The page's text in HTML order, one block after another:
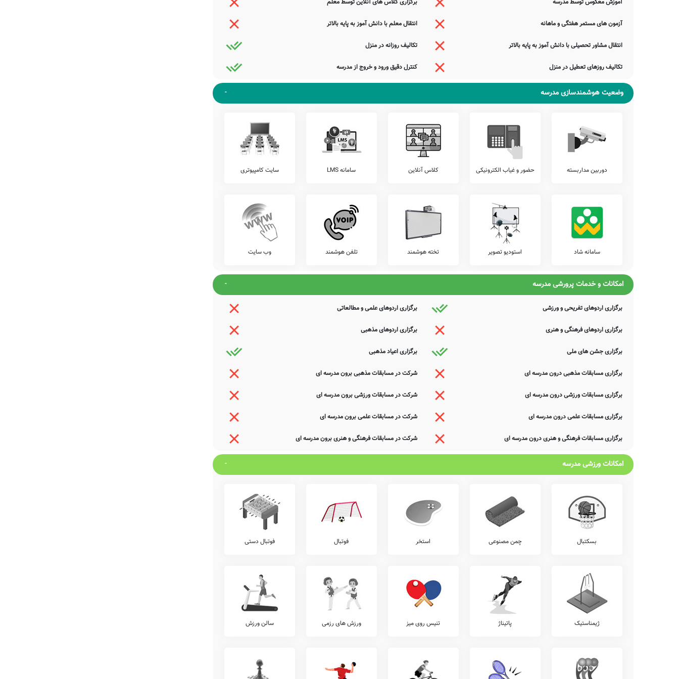
اردوهای فرهنگی ورزشی رایگان، و... ارائه می نمایند.
در این میان خدمات متنوع دیگری نیز نظیر برگزاری کارگاه های ارتقای عملکرد کادر آموزشی، سامانه برگزاری کلاس های آنلاین آموزشی، سامانه ارتباط آنلاین مدرسه با
شما می توانید جهت کسب اطلاع دقیق از وجود یا عدم وجود این خدمات با مدیریت دبستان شهید محمد منتظری، ارتباط مستقیم برقرار نمایید.
آزمون هماهنگ
اطلاع دارید که برخی از مدارس، بجهت سنجش دقیقتر وضعیت دانش آموزان خود، اقدام به برگزاری آزمون های هماهنگ کشوری می نمایند.
پیشنهاد می کنیم وضعیت آزمون های برگزار شده در مدرسه شهید محمد منتظری را شامل آزمون های قلمچی، گاج، مرآت، کانگورو، خیلی سبز، و... را قبل از ثبت نام
بررسی نمایید.
بویژه محدوده سرخس را دارد. اولیاء گرامی به ویژه اهالی محترم سرخس سرخس می توانند با مراجعه به آدرس از محیط و ساختمان دبستان نامشخص دولتی شهید
محمد منتظری دیدن نمایند.
جمع بندی و خاتمه
معرفی این مدرسه را با چند بیت از حافظ شیرازی به پایان می بریم:
گردی از رهگذر دوست به کوری رقیب
کام جان تلخ شد از صبر که کردم بی دوست
عشوه‌ای زان لب شیرین شکربار بیار
ضمناً یادآور می شود اطلاعات مندرج در این صفحه توسط موتورهای جستجوی هوشمند سامانه های آنلاین گردآوری شده است. به همین جهت ممکن است در برخی از
موارد، دچار خطا بوده و یا نیازمند بروزرسانی باشند. چنانچه شما از عوامل این مدرسه هستید و یا اطلاعات دقیقتری در این خصوص دارید عمیقاً خواهشمندیم ما را جهت
اصلاح و تکمیل این اطلاعات یاری نمایید. سامانه مدرسانه ، مشتاقانه پذیرای دیدگاه ها و نقطه نظرات تکمیل کننده شما می باشد.
آموزش معکوس توسط مدرسه برگزاری کلاس های آنلاین توسط معلم
آزمون های مستمر هفتگی و ماهانه انتقال معلم با دانش آموز به پایه بالاتر
انتقال مشاور تحصیلی با دانش آموز به پایه بالاتر تکالیف روزانه در منزل
تکالیف روزهای تعطیل در منزل کنترل دقیق ورود و خروج از مدرسه
وضعیت هوشمندسازی مدرسه
دوربین مداربسته حضور و غیاب الکترونیکی کلاس آنلاین سامانه LMS سایت کامپیوتری
سامانه شاد استودیو تصویر تخته هوشمند تلفن هوشمند وب سایت
امکانات و خدمات پرورشی مدرسه
برگزاری اردوهای تفریحی و ورزشی برگزاری اردوهای علمی و مطالعاتی
برگزاری اردوهای فرهنگی و هنری برگزاری اردوهای مذهبی
برگزاری جشن های ملی برگزاری اعیاد مذهبی
برگزاری مسابقات مذهبی درون مدرسه ای شرکت در مسابقات مذهبی برون مدرسه ای
برگزاری مسابقات ورزشی درون مدرسه ای شرکت در مسابقات ورزشی برون مدرسه ای
برگزاری مسابقات علمی درون مدرسه ای شرکت در مسابقات علمی برون مدرسه ای
برگزاری مسابقات فرهنگی و هنری درون مدرسه ای شرکت در مسابقات فرهنگی و هنری برون مدرسه ای
امکانات ورزشی مدرسه
بسکتبال چمن مصنوعی استخر فوتبال فوتبال دستی
ژیمناستیک پاتیناژ تنیس روی میز ورزش های رزمی سالن ورزش